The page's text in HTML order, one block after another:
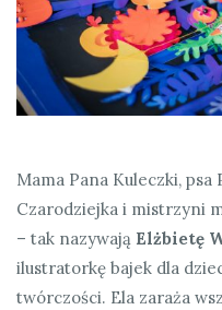
Mama Pana Kuleczki,
Czarodziejka i mistrzyni
– tak nazywają Elżbietę
ilustratorkę bajek dla
twórczości. Ela zaraża